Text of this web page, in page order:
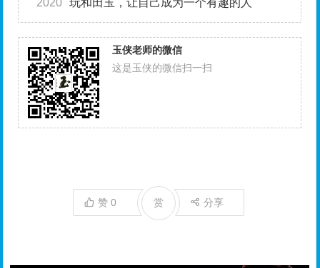
2020 玩和田玉，让自己成为一个有趣的人
玉侠老师的微信
这是玉侠的微信扫一扫
赞0 分享
赏